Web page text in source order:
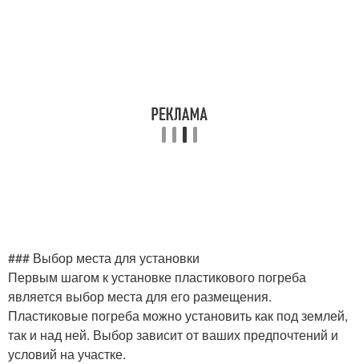
### Выбор места для установки
Первым шагом к установке пластикового погреба
является выбор места для его размещения.
Пластиковые погреба можно установить как под землей,
так и над ней. Выбор зависит от ваших предпочтений и
условий на участке.